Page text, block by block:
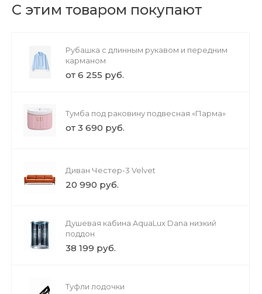
С этим товаром покупают
Рубашка с длинным рукавом и передним
карманом
от 6 255 руб.
Тумба под раковину подвесная «Парма»
от 3 690 руб.
Диван Честер-3 Velvet
20 990 руб.
Душевая кабина AquaLux Dana низкий
поддон
38 199 руб.
Туфли лодочки